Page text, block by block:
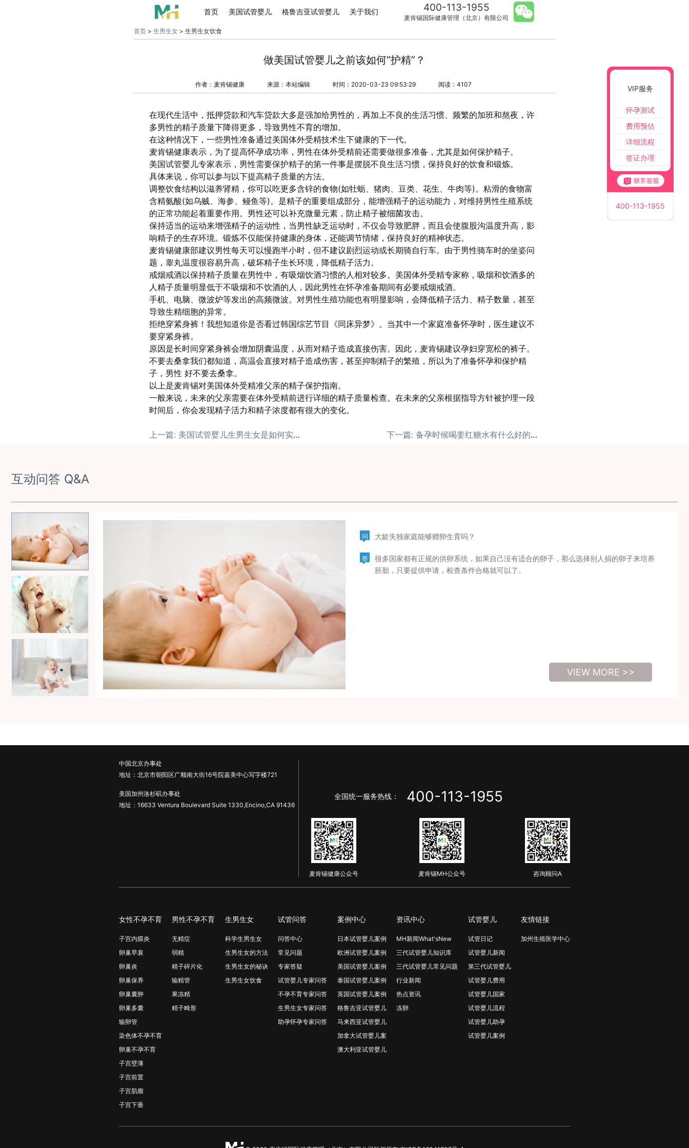
首页 美国试管婴儿 格鲁吉亚试管婴儿 关于我们 400-113-1955
麦肯锡国际健康管理（北京）有限公司
首页> 生男生女> 生男生女饮食
做美国试管婴儿之前该如何“护精”？
作者：麦肯锡健康 来源：本站编辑 时间：2020-03-23 09:53:29 阅读：4107
在现代生活中，抵押贷款和汽车贷款大多是强加给男性的，再加上不良的生活习惯、频繁的加班和熬夜，许
多男性的精子质量下降得更多，导致男性不育的增加。
在这种情况下，一些男性准备通过美国体外受精技术生下健康的下一代。
麦肯锡健康表示，为了提高怀孕成功率，男性在体外受精前还需要做很多准备，尤其是如何保护精子。
美国试管婴儿专家表示，男性需要保护精子的第一件事是摆脱不良生活习惯，保持良好的饮食和锻炼。
具体来说，你可以参与以下提高精子质量的方法。
调整饮食结构以滋养肾精，你可以吃更多含锌的食物(如牡蛎、猪肉、豆类、花生、牛肉等)。粘滑的食物富
含精氨酸(如乌贼、海参、鳗鱼等)。是精子的重要组成部分，能增强精子的运动能力，对维持男性生殖系统
的正常功能起着重要作用。男性还可以补充微量元素，防止精子被细菌攻击。
保持适当的运动来增强精子的运动性，当男性缺乏运动时，不仅会导致肥胖，而且会使腹股沟温度升高，影
响精子的生存环境。锻炼不仅能保持健康的身体，还能调节情绪，保持良好的精神状态。
麦肯锡健康部建议男性每天可以慢跑半小时，但不建议剧烈运动或长期骑自行车。由于男性骑车时的坐姿问
题，睾丸温度很容易升高，破坏精子生长环境，降低精子活力。
戒烟戒酒以保持精子质量在男性中，有吸烟饮酒习惯的人相对较多。美国体外受精专家称，吸烟和饮酒多的
人精子质量明显低于不吸烟和不饮酒的人，因此男性在怀孕准备期间有必要戒烟戒酒。
手机、电脑、微波炉等发出的高频微波。对男性生殖功能也有明显影响，会降低精子活力、精子数量，甚至
导致生精细胞的异常。
拒绝穿紧身裤！我想知道你是否看过韩国综艺节目《同床异梦》。当其中一个家庭准备怀孕时，医生建议不
要穿紧身裤。
原因是长时间穿紧身裤会增加阴囊温度，从而对精子造成直接伤害。因此，麦肯锡建议孕妇穿宽松的裤子。
不要去桑拿我们都知道，高温会直接对精子造成伤害，甚至抑制精子的繁殖，所以为了准备怀孕和保护精
子，男性 好不要去桑拿。
以上是麦肯锡对美国体外受精准父亲的精子保护指南。
一般来说，未来的父亲需要在体外受精前进行详细的精子质量检查。在未来的父亲根据指导方针被护理一段
时间后，你会发现精子活力和精子浓度都有很大的变化。
上一篇: 美国试管婴儿生男生女是如何实现的？ 下一篇: 备孕时候喝姜红糖水有什么好的功效？
互动问答 Q&A
问 大龄失独家庭能够赠卵生育吗？
答
很多国家都有正规的供卵系统，如果自己没有适合的卵子，那么选择别人捐的卵子来培养
胚胎，只要提供申请，检查条件合格就可以了。
VIEW MORE >>
中国北京办事处
地址：北京市朝阳区广顺南大街16号院嘉美中心写字楼721
美国加州洛杉矶办事处
地址：16633 Ventura Boulevard Suite 1330,Encino,CA 91436
全国统一服务热线： 400-113-1955
麦肯锡健康公众号 麦肯锡MH公众号 咨询顾问A
女性不孕不育
子宫内膜炎
卵巢早衰
卵巢炎
卵巢保养
卵巢囊肿
卵巢多囊
输卵管
染色体不孕不育
卵巢不孕不育
子宫壁薄
子宫前置
子宫肌瘤
子宫下垂
男性不孕不育
无精症
弱精
精子碎片化
输精管
果冻精
精子畸形
生男生女
科学生男生女
生男生女的方法
生男生女的秘诀
生男生女饮食
试管问答
问答中心
常见问题
专家答疑
试管婴儿专家问答
不孕不育专家问答
生男生女专家问答
助孕怀孕专家问答
案例中心
日本试管婴儿案例
欧洲试管婴儿案例
美国试管婴儿案例
泰国试管婴儿案例
英国试管婴儿案例
格鲁吉亚试管婴儿
马来西亚试管婴儿
加拿大试管婴儿案
澳大利亚试管婴儿
资讯中心
MH新闻What'sNew
三代试管婴儿知识库
三代试管婴儿常见问题
行业新闻
热点资讯
冻卵
试管婴儿
试管日记
试管婴儿新闻
第三代试管婴儿
试管婴儿费用
试管婴儿国家
试管婴儿流程
试管婴儿助孕
试管婴儿案例
友情链接
加州生殖医学中心
VIP服务
怀孕测试
费用预估
详细流程
签证办理
400-113-1955